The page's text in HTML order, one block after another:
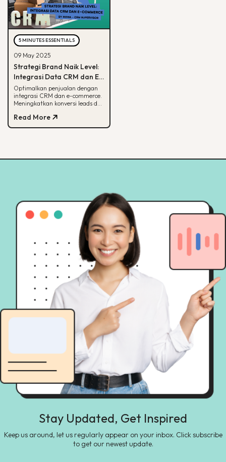
5 MINUTES ESSENTIALS
09 May 2025
Strategi Brand Naik Level:
Integrasi Data CRM dan E-
commerce
Optimalkan penjualan dengan
integrasi CRM dan e-commerce.
Meningkatkan konversi leads dan
terarah
Read More
Stay Updated, Get Inspired
Keep us around, let us regularly appear on your inbox. Click subscribe
to get our newest update.